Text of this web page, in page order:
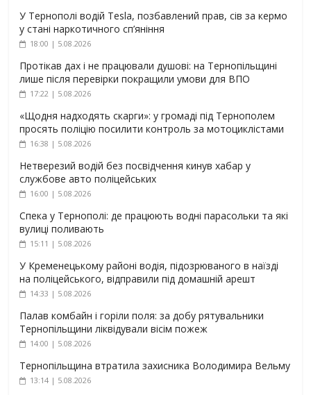
У Тернополі водій Tesla, позбавлений прав, сів за кермо
у стані наркотичного сп’яніння
18:00 | 5.08.2026
Протікав дах і не працювали душові: на Тернопільщині
лише після перевірки покращили умови для ВПО
17:22 | 5.08.2026
«Щодня надходять скарги»: у громаді під Тернополем
просять поліцію посилити контроль за мотоциклістами
16:38 | 5.08.2026
Нетверезий водій без посвідчення кинув хабар у
службове авто поліцейських
16:00 | 5.08.2026
Спека у Тернополі: де працюють водні парасольки та які
вулиці поливають
15:11 | 5.08.2026
У Кременецькому районі водія, підозрюваного в наїзді
на поліцейського, відправили під домашній арешт
14:33 | 5.08.2026
Палав комбайн і горіли поля: за добу рятувальники
Тернопільщини ліквідували вісім пожеж
14:00 | 5.08.2026
Тернопільщина втратила захисника Володимира Вельму
13:14 | 5.08.2026